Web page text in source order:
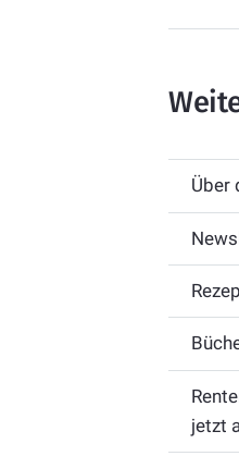
Über
jetzt